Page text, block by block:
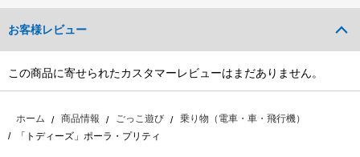
お客様レビュー
この商品に寄せられたカスタマーレビューはまだありません。
ホーム 商品情報 ごっこ遊び
乗り物（電車・車・飛行機）
「トディーズ」ポーラ・プリティ